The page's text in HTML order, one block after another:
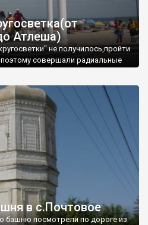
Атлеша)
не получилось,пройти
совершали радиальные
в с.Почтовое
башню посмотрели по дороге из